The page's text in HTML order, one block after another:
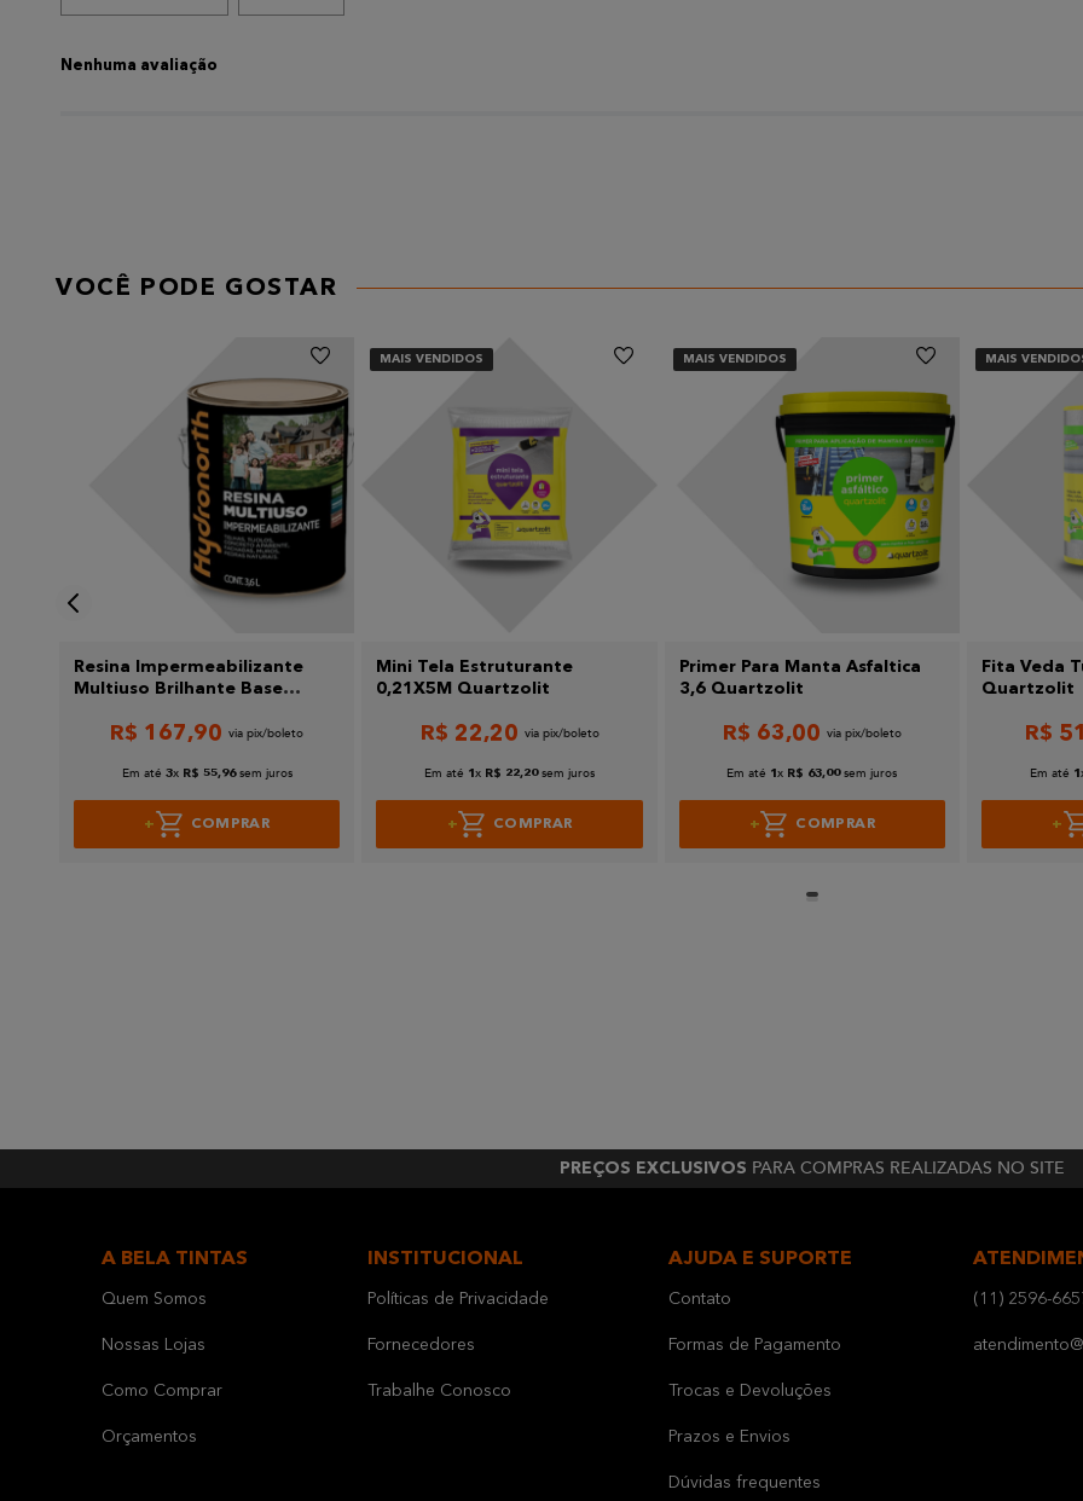
Endereço de email
Escreva uma avaliação
Enviar avaliação
Nenhuma avaliação
VOCÊ PODE GOSTAR
Resina Impermeabilizante
Multiuso Brilhante Base
Hydronorth
R$ 167,90
Em até 3x R$ 55,96 sem juros
COMPRAR
MAIS VENDIDOS
Mini Tela Estruturante
0,21X5M Quartzolit
R$ 22,20
Em até 1x R$ 22,20 sem juros
COMPRAR
MAIS VENDIDOS
Primer Para Manta Asfaltica
3,6 Quartzolit
R$ 63,00
Em até 1x R$ 63,00 sem juros
COMPRAR
MAIS
Fita Veda
Quartzolit
R$ 51
Em até 1
PREÇOS EXCLUSIVOS PARA COMPRAS REALIZADAS NO SITE
A BELA TINTAS
Quem Somos
Nossas Lojas
Como Comprar
Orçamentos
INSTITUCIONAL
Políticas de Privacidade
Fornecedores
Trabalhe Conosco
AJUDA E SUPORTE
Contato
Formas de Pagamento
Trocas e Devoluções
Prazos e Envios
Dúvidas frequentes
(11) 2596-